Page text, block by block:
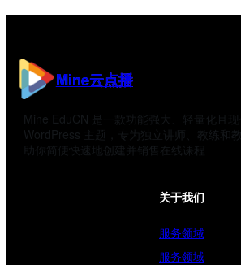
Mine云点播
Mine EduCN 是一款功能强大、轻量化且现
WordPress 主题，专为独立讲师、教练和
助你简便快速地创建并销售在线课程
关于我们
服务领域
服务领域